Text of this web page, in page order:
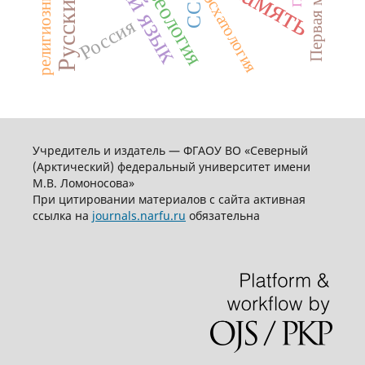
Россия эсхатология
Учредитель и издатель — ФГАОУ ВО «Северный
(Арктический) федеральный университет имени
М.В. Ломоносова»
При цитировании материалов с сайта активная
ссылка на journals.narfu.ru обязательна